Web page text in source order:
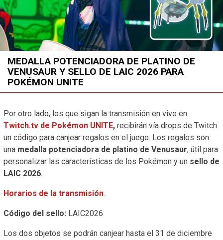
MEDALLA POTENCIADORA DE PLATINO DE
VENUSAUR Y SELLO DE LAIC 2026 PARA
POKÉMON UNITE
Por otro lado, los que sigan la transmisión en vivo en
Twitch.tv de Pokémon UNITE, recibirán vía drops de Twitch
un código para canjear regalos en el juego. Los regalos son
una medalla potenciadora de platino de Venusaur, útil para
personalizar las características de los Pokémon y un sello de
LAIC 2026.
Horarios de la transmisión.
Código del sello: LAIC2026
Los dos objetos se podrán canjear hasta el 31 de diciembre